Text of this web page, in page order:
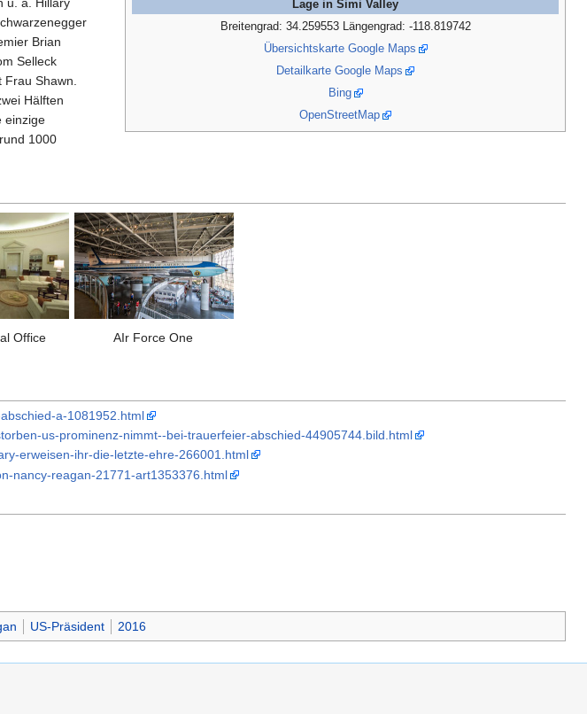
Lage in Simi Valley
Breitengrad: 34.259553 Längengrad: -118.819742
Übersichtskarte Google Maps
Detailkarte Google Maps
Bing
OpenStreetMap
Brian
Selleck
Shawn.
Hälften
einzige
1000
Office AIr Force One
a-1081952.html
us-prominenz-nimmt--bei-trauerfeier-abschied-44905744.bild.html
erweisen-ihr-die-letzte-ehre-266001.html
nancy-reagan-21771-art1353376.html
US-Präsident 2016